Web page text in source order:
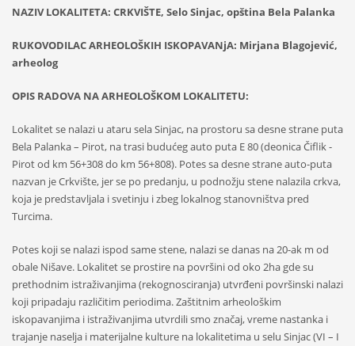
NAZIV LOKALITETA: CRKVIŠTE, Selo Sinjac, opština Bela Palanka
RUKOVODILAC ARHEOLOŠKIH ISKOPAVANjA: Mirjana Blagojević,
arheolog
OPIS RADOVA NA ARHEOLOŠKOM LOKALITETU:
Lokalitet se nalazi u ataru sela Sinjac, na prostoru sa desne strane puta
Bela Palanka – Pirot, na trasi budućeg auto puta E 80 (deonica Čiflik -
Pirot od km 56+308 do km 56+808). Potes sa desne strane auto-puta
nazvan je Crkvište, jer se po predanju, u podnožju stene nalazila crkva,
koja je predstavljala i svetinju i zbeg lokalnog stanovništva pred
Turcima.
Potes koji se nalazi ispod same stene, nalazi se danas na 20-ak m od
obale Nišave. Lokalitet se prostire na površini od oko 2ha gde su
prethodnim istraživanjima (rekognosciranja) utvrđeni površinski nalazi
koji pripadaju različitim periodima. Zaštitnim arheološkim
iskopavanjima i istraživanjima utvrdili smo značaj, vreme nastanka i
trajanje naselja i materijalne kulture na lokalitetima u selu Sinjac (VI – I